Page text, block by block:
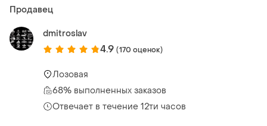
Продавец
dmitroslav
4.9 (170 оценок)
Лозовая
68% выполненных заказов
Отвечает в течение 12ти часов